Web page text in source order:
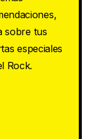
sobre tus
especiales
Rock.